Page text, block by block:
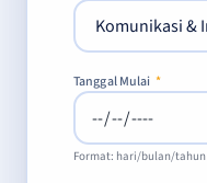
Tanggal Mulai *
Format: hari/bulan/tahun